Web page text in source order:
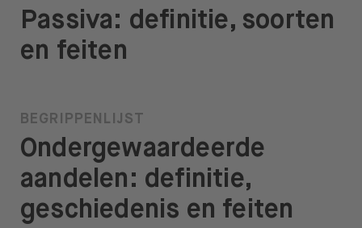
Passiva: definitie, soorten
en feiten
BEGRIPPENLIJST
Ondergewaardeerde
aandelen: definitie,
geschiedenis en feiten